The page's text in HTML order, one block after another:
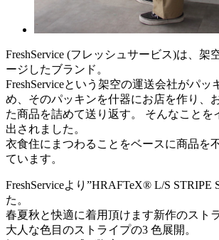
FreshService (フレッシュサービス)は、架
ージしたブランド。
FreshServiceという架空の運送会社がパッ
め、そのパッキンを什器にお店を作り、
た商品を詰めて送り返す。 そんなことを
出されました。
衣食住にまつわることをベースに商品を
ています。
FreshServiceより”HRAFTeX® L/S STRIPE
た。
春夏秋と快適に着用頂けます新作のスト
大人な色目のストライプの3 色展開。